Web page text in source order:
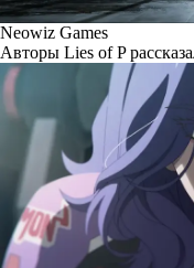
Neowiz Games
Авторы Lies of P